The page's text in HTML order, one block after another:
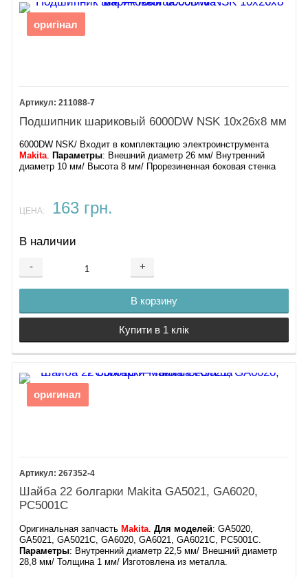
оригінал
211088-7
Подшипник шариковый 6000DW NSK 10х26х8 мм
6000DW NSK/ Входит в комплектацию электроинструмента
Makita. Параметры: Внешний диаметр 26 мм/ Внутренний
диаметр 10 мм/ Высота 8 мм/ Прорезиненная боковая стенка
ЦЕНА: 163 грн.
В наличии
- +
В корзину
Купити в 1 клік
оригинал
267352-4
Шайба 22 болгарки Makita GA5021, GA6020,
PC5001C
Оригинальная запчасть Makita.Для моделей: GA5020,
GA5021, GA5021C, GA6020, GA6021, GA6021C, PC5001C​.
Параметры: Внутренний диаметр 22,5 мм/ Внешний диаметр
28,8 мм/ Толщина 1 мм/ Изготовлена из металла.